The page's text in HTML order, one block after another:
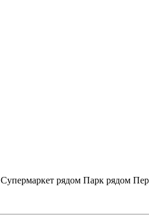
Супермаркет рядом Парк рядом